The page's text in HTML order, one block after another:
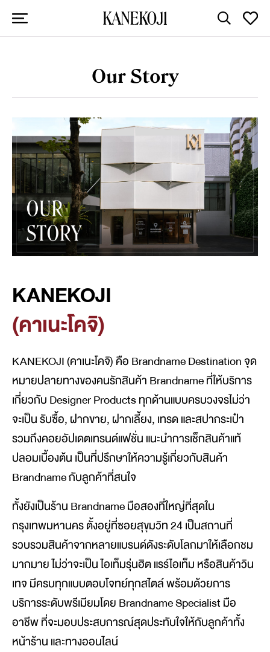
Our Story
KANEKOJI
(คาเนะโคจิ)
KANEKOJI (คาเนะโคจิ) คือ Brandname Destination จุด
หมายปลายทางของคนรักสินค้า Brandname ที่ให้บริการ
เกี่ยวกับ Designer Products ทุกด้านแบบครบวงจรไม่ว่า
จะเป็น รับซื้อ, ฝากขาย, ฝากเลี้ยง, เทรด และสปากระเป๋า
รวมถึงคอยอัปเดตเทรนด์แฟชั่น แนะนำการเช็กสินค้าแท้
ปลอมเบื้องต้น เป็นที่ปรึกษาให้ความรู้เกี่ยวกับสินค้า
Brandname กับลูกค้าที่สนใจ
ทั้งยังเป็นร้าน Brandname มือสองที่ใหญ่ที่สุดใน
กรุงเทพมหานคร ตั้งอยู่ที่ซอยสุขุมวิท 24 เป็นสถานที่
รวบรวมสินค้าจากหลายแบรนด์ดังระดับโลกมาให้เลือกชม
มากมาย ไม่ว่าจะเป็น ไอเท็มรุ่นฮิต แรร์ไอเท็ม หรือสินค้าวิน
เทจ มีครบทุกแบบตอบโจทย์ทุกสไตล์ พร้อมด้วยการ
บริการระดับพรีเมียมโดย Brandname Specialist มือ
อาชีพ ที่จะมอบประสบการณ์สุดประทับใจให้กับลูกค้าทั้ง
หน้าร้าน และทางออนไลน์